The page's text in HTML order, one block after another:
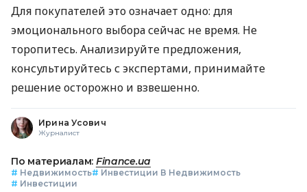
Для покупателей это означает одно: для
эмоционального выбора сейчас не время. Не
торопитесь. Анализируйте предложения,
консультируйтесь с экспертами, принимайте
решение осторожно и взвешенно.
Ирина Усович
Журналист
По материалам: Finance.ua
# Недвижимость# Инвестиции В Недвижимость
# Инвестиции